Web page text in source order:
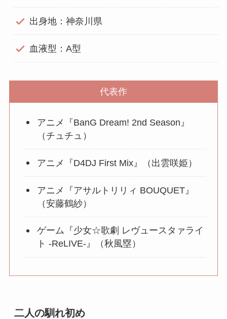
出身地：神奈川県
血液型：A型
代表作
アニメ『BanG Dream! 2nd Season』
（チュチュ）
アニメ『D4DJ First Mix』（出雲咲姫）
アニメ『アサルトリリィ BOUQUET』
（安藤鶴紗）
ゲーム『少女☆歌劇 レヴュースタァライ
ト -ReLIVE-』（秋風塁）
二人の馴れ初め